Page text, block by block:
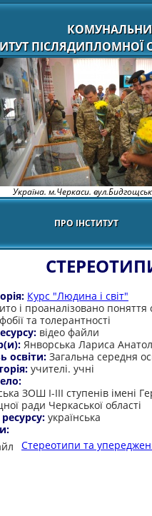
ПІСЛЯДИПЛОМНОЇ
Україна. м.Черкаси.
ПРО ІНСТИТУТ
Курс "Людина і світ"
і проаналізовано поняття
та толерантності
відео файли
Янворська Лариса
освіти: Загальна середня
учителі. учні
ЗОШ І-ІІІ ступенів імені
ради Черкаської області
українська
Стереотипи та